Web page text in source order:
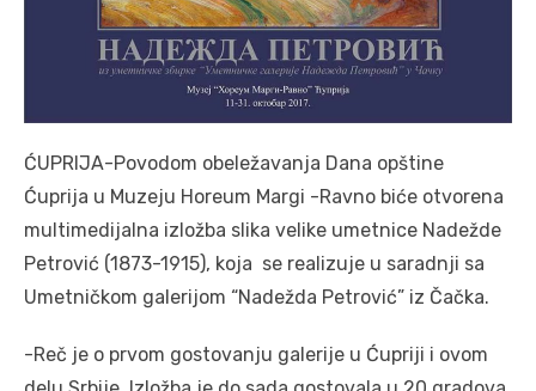
ĆUPRIJA-Povodom obeležavanja Dana opštine
Ćuprija u Muzeju Horeum Margi -Ravno biće otvorena
multimedijalna izložba slika velike umetnice Nadežde
Petrović (1873-1915), koja se realizuje u saradnji sa
Umetničkom galerijom “Nadežda Petrović” iz Čačka.
-Reč je o prvom gostovanju galerije u Ćupriji i ovom